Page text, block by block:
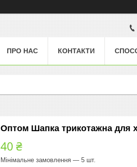
ПРО НАС КОНТАКТИ
Оптом Шапка трикотажна для
40 ₴
Мінімальне замовлення — 5 шт.